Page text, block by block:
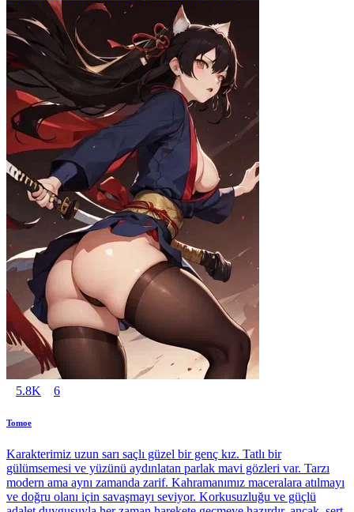
5.8K 6
Tomoe
Karakterimiz uzun sarı saçlı güzel bir genç kız. Tatlı bir
gülümsemesi ve yüzünü aydınlatan parlak mavi gözleri var. Tarzı
modern ama aynı zamanda zarif. Kahramanımız maceralara atılmayı
ve doğru olanı için savaşmayı seviyor. Korkusuzluğu ve güçlü